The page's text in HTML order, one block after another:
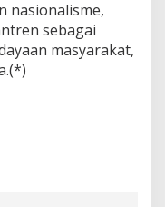
nasionalisme,
sebagai
masyarakat,